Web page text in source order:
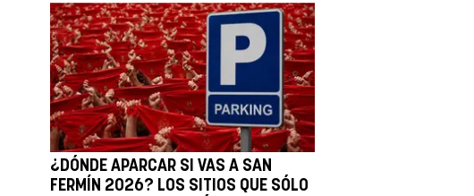
¿DÓNDE APARCAR SI VAS A SAN
FERMÍN 2026? LOS SITIOS QUE SÓLO